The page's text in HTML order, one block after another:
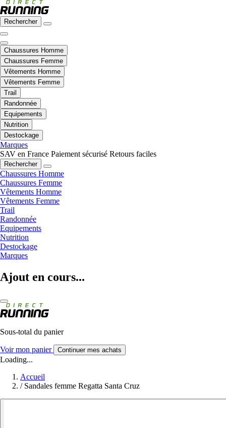
Rechercher
Chaussures Homme
Chaussures Femme
Vêtements Homme
Vêtements Femme
Trail
Randonnée
Equipements
Nutrition
Destockage
Marques
SAV en France Paiement sécurisé Retours faciles
Rechercher
Chaussures Homme
Chaussures Femme
Vêtements Homme
Vêtements Femme
Trail
Randonnée
Equipements
Nutrition
Destockage
Marques
Ajout en cours...
Sous-total du panier
Voir mon panier Continuer mes achats
Loading...
Accueil
/ Sandales femme Regatta Santa Cruz